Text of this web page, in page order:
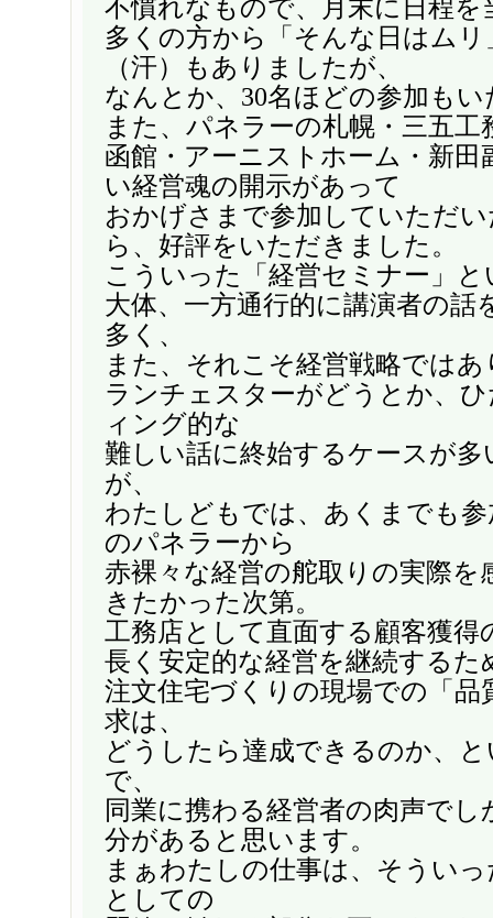
不慣れなもので、月末に日程を
多くの方から「そんな日はム
（汗）もありましたが、
なんとか、30名ほどの参加も
また、パネラーの札幌・三五工
函館・アーニストホーム・新田
い経営魂の開示があって
おかげさまで参加していただ
ら、好評をいただきました。
こういった「経営セミナー」と
大体、一方通行的に講演者の話
多く、
また、それこそ経営戦略では
ランチェスターがどうとか、
ィング的な
難しい話に終始するケースが多
が、
わたしどもでは、あくまでも
のパネラーから
赤裸々な経営の舵取りの実際を
きたかった次第。
工務店として直面する顧客獲得
長く安定的な経営を継続するた
注文住宅づくりの現場での「品
求は、
どうしたら達成できるのか、
で、
同業に携わる経営者の肉声で
分があると思います。
まぁわたしの仕事は、そうい
としての